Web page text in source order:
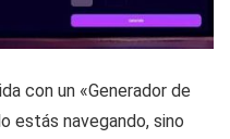
con un «Generador de
estás navegando, sino